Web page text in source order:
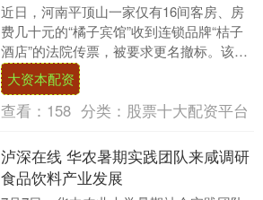
近日，河南平顶山一家仅有16间客房、房
费几十元的“橘子宾馆”收到连锁品牌“桔子
酒店”的法院传票，被要求更名撤标。该案
件随着媒体介入迅速引发舆论关注。 图片
来源网....
大资本配资
查看： 158 分类： 股票十大配资平台
泸深在线 华农暑期实践团队来咸调研
食品饮料产业发展